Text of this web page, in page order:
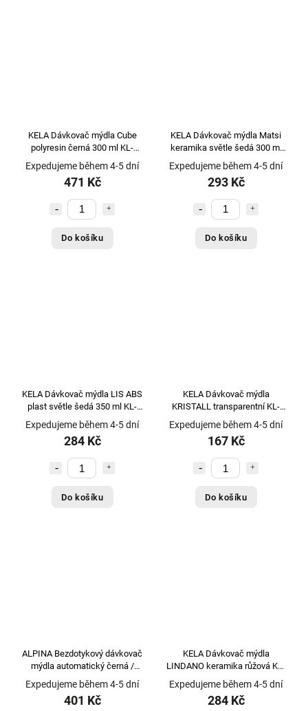
KELA Dávkovač mýdla Cube
polyresin černá 300 ml KL-
23689
Expedujeme během 4-5 dní
471 Kč
Do košíku
KELA Dávkovač mýdla Matsi
keramika světle šedá 300 ml
KL-23711
Expedujeme během 4-5 dní
293 Kč
Do košíku
KELA Dávkovač mýdla LIS ABS
plast světle šedá 350 ml KL-
23662
Expedujeme během 4-5 dní
284 Kč
Do košíku
KELA Dávkovač mýdla
KRISTALL transparentní KL-
21902
Expedujeme během 4-5 dní
167 Kč
Do košíku
ALPINA Bezdotykový dávkovač
mýdla automatický černá /
zlatá ED-233367zlat
Expedujeme během 4-5 dní
401 Kč
KELA Dávkovač mýdla
LINDANO keramika růžová KL-
20333
Expedujeme během 4-5 dní
284 Kč